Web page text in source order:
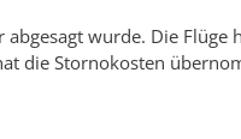
wurde. Die Flüge
die Stornokosten